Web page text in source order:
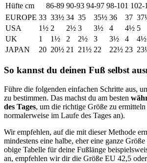
Hüfte cm
86-89 90-93 94-97 98-101 102-
EUROPE 33 33½ 34 35 35½ 36 37
USA
1½ 2 2½ 3 3½ 4 4½ 5
UK
1 1½ 2 2½ 3 3½ 4 4½
JAPAN
20 20½ 21 21½ 22 22½ 23
So kannst du deinen Fuß selbst
Führe die folgenden einfachen Schritte aus,
zu bestimmen. Das machst du am besten
des Tages, um die richtige Größe zu
normalerweise im Laufe des Tages an).
Wir empfehlen, auf die mit dieser Methode
mindestens eine halbe, eher eine ganze
obige Tabelle für deine Fußlänge
an, empfehlen wir dir die Größe EU 42,5